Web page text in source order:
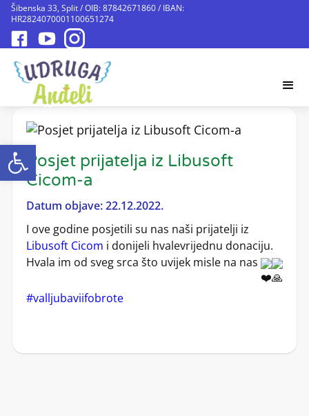
Open toolbar
Šibenska 33, Split / OIB: 87842671860 / IBAN:
HR2824070001100651274
Posjet prijatelja iz Libusoft
Cicom-a
Datum objave: 22.12.2022.
I ove godine posjetili su nas naši prijatelji iz
Libusoft Cicom i donijeli hvalevrijednu donaciju.
Hvala im od sveg srca što uvijek misle na nas
#valljubaviifobrote